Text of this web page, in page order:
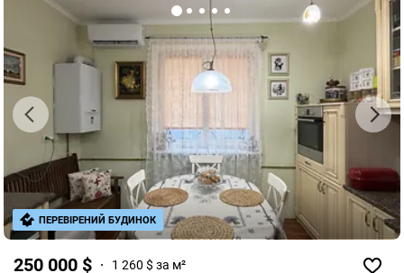
250 000 $ 1 260 $ за м²
ПЕРЕВІРЕНИЙ БУДИНОК